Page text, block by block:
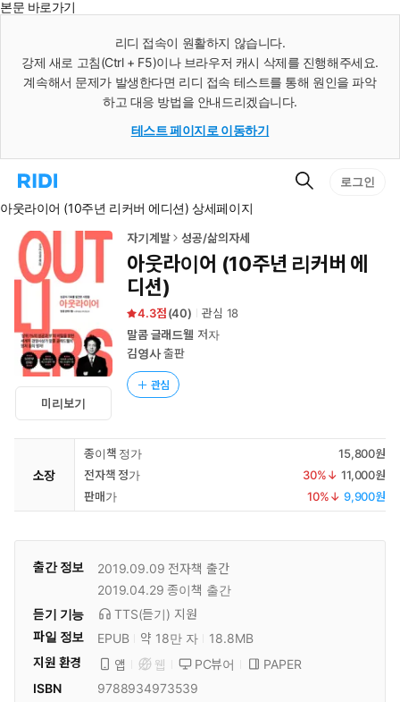
본문 바로가기
리디 접속이 원활하지 않습니다.
강제 새로 고침(Ctrl + F5)이나 브라우저 캐시 삭제를 진행해주세요.
계속해서 문제가 발생한다면 리디 접속 테스트를 통해 원인을 파악
하고 대응 방법을 안내드리겠습니다.
테스트 페이지로 이동하기
리
홈
로
이
동
검
로그인
아웃라이어 (10주년 리커버 에디션) 상세페이지
미리보기
자기계발 성공/삶의자세
아웃라이어 (10주년 리커버 에
디션)
4.3 (40) 관심 18
말콤 글래드웰 저자
김영사출판
관심
소장
종이책 정가
15,800원
전자책 정가
30%↓ 11,000원
판매가
10%↓ 9,900원
출간 정보 2019.09.09 전자책 출간
2019.04.29 종이책 출간
듣기 기능
TTS(듣기) 지원
파일 정보
EPUB 약 18만 자
18.8MB
지원 환경
앱 웹 PC뷰어
PAPER
ISBN
9788934973539